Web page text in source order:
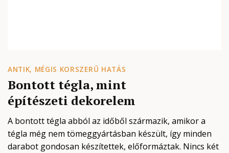
ANTIK, MÉGIS KORSZERŰ HATÁS
Bontott tégla, mint
építészeti dekorelem
A bontott tégla abból az időből származik, amikor a
tégla még nem tömeggyártásban készült, így minden
darabot gondosan készítettek, előformáztak. Nincs két